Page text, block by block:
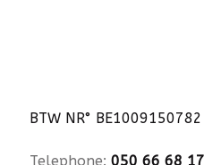
BTW NR° BE1009150782
Telephone: 050 66 68 17